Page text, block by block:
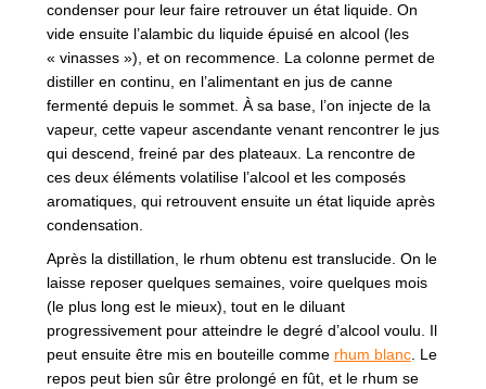
condenser pour leur faire retrouver un état liquide. On
vide ensuite l’alambic du liquide épuisé en alcool (les
« vinasses »), et on recommence. La colonne permet de
distiller en continu, en l’alimentant en jus de canne
fermenté depuis le sommet. À sa base, l’on injecte de la
vapeur, cette vapeur ascendante venant rencontrer le jus
qui descend, freiné par des plateaux. La rencontre de
ces deux éléments volatilise l’alcool et les composés
aromatiques, qui retrouvent ensuite un état liquide après
condensation.
Après la distillation, le rhum obtenu est translucide. On le
laisse reposer quelques semaines, voire quelques mois
(le plus long est le mieux), tout en le diluant
progressivement pour atteindre le degré d’alcool voulu. Il
peut ensuite être mis en bouteille comme rhum blanc. Le
repos peut bien sûr être prolongé en fût, et le rhum se